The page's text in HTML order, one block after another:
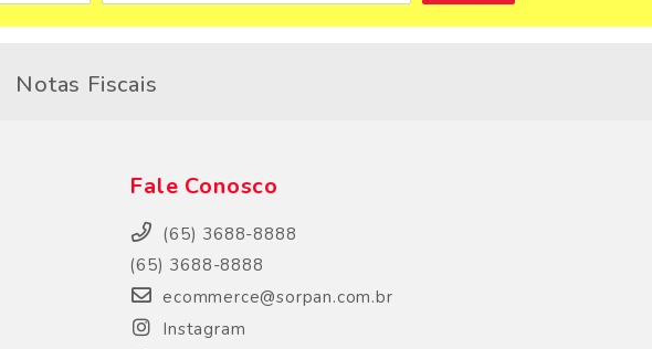
Notas Fiscais
Fale Conosco
(65) 3688-8888
(65) 3688-8888
ecommerce@sorpan.com.br
Instagram